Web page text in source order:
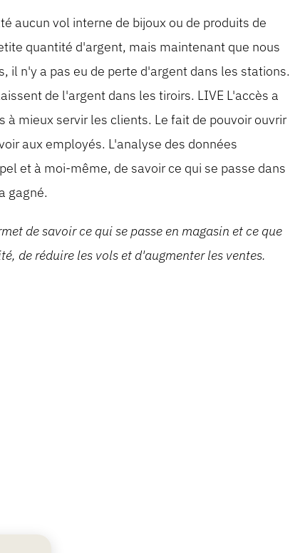
aucun vol interne de bijoux ou de produits de
quantité d'argent, mais maintenant que nous
il n'y a pas eu de perte d'argent dans les stations.
de l'argent dans les tiroirs. LIVE L'accès a
mieux servir les clients. Le fait de pouvoir ouvrir
aux employés. L'analyse des données
et à moi-même, de savoir ce qui se passe dans
gagné.
de savoir ce qui se passe en magasin et ce que
de réduire les vols et d'augmenter les ventes.